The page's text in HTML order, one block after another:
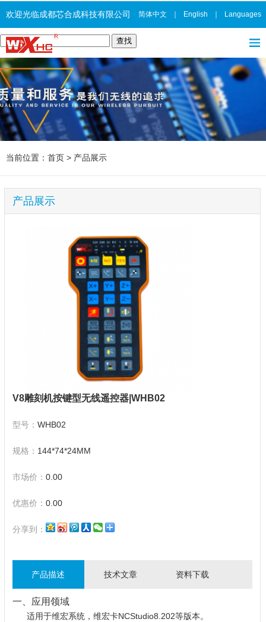
欢迎光临成都芯合成科技有限公司 简体中文 English Languages
当前位置： 首页 > 产品展示
产品展示
V8雕刻机按键型无线遥控器|WHB02
型号： WHB02
规格： 144*74*24MM
市场价： 0.00
优惠价： 0.00
分享到：
产品描述 技术文章 资料下载
一、应用领域
适用于维宏系统，维宏卡NCStudio8.202等版本。